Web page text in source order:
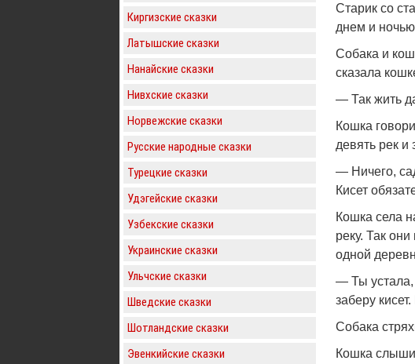
Киргизские сказки
Латышские сказки
Нанайские сказки
Нивхские сказки
Норвежские сказки
Русские народные сказки
Турецкие сказки
Удэгейские сказки
Узбекские сказки
Украинские сказки
Ульчские сказки
Шведские сказки
Шотландские сказки
Эвенкийские сказки
Старик со
днем и
Собака и
сказала
— Так жить
Кошка
девять рек и
— Ничего,
Кисет
Кошка села
реку. Так
одной
— Ты устала,
заберу
Собака
Кошка